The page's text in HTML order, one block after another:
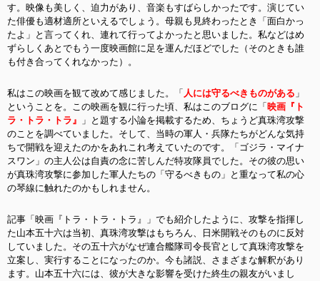
す。映像も美しく、迫力があり、音楽もすばらしかったです。演じてい
た俳優も適材適所といえるでしょう。母親も見終わったとき「面白かっ
たよ」と言ってくれ、連れて行ってよかったと思いました。私などはめ
ずらしくあとでもう一度映画館に足を運んだほどでした（そのときも誰
も付き合ってくれなかった）。
私はこの映画を観て改めて感じました。「 人には守るべきものがある 」
ということを。この映画を観に行った頃、私はこのブログに「 映画『ト
ラ・トラ・トラ』
」と題する小論を掲載するため、ちょうど真珠湾攻撃
のことを調べていました。そして、当時の軍人・兵隊たちがどんな気持
ちで開戦を迎えたのかをあれこれ考えていたのです。「ゴジラ・マイナ
スワン」の主人公は自責の念に苦しんだ特攻隊員でした。その彼の思い
が真珠湾攻撃に参加した軍人たちの「守るべきもの」と重なって私の心
の琴線に触れたのかもしれません。
記事「映画『トラ・トラ・トラ』」でも紹介したように、攻撃を指揮し
た山本五十六は当初、真珠湾攻撃はもちろん、日米開戦そのものに反対
していました。その五十六がなぜ連合艦隊司令長官として真珠湾攻撃を
立案し、実行することになったのか。今も諸説、さまざまな解釈があり
ます。山本五十六には、彼が大きな影響を受けた終生の親友がいまし